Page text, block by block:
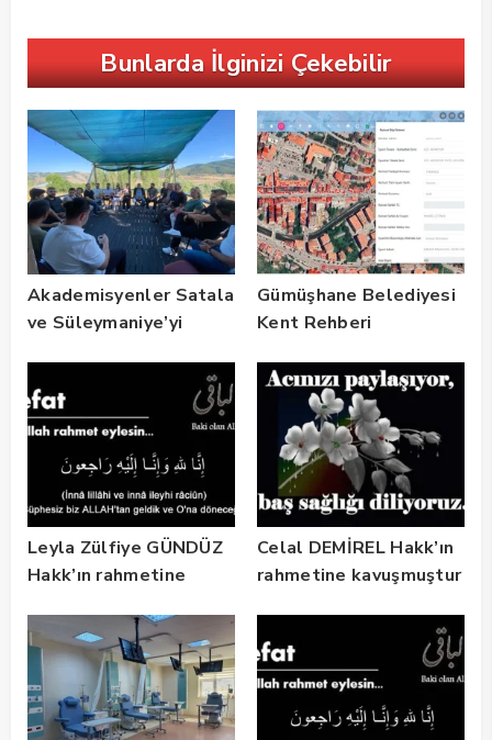
Bunlarda İlginizi Çekebilir
Akademisyenler Satala
ve Süleymaniye’yi
Gümüşhane Belediyesi
Kent Rehberi
Ruhsat Bilgi Sistemi
ile Güçlendirdi
Leyla Zülfiye GÜNDÜZ
Hakk’ın rahmetine
Celal DEMİREL Hakk’ın
rahmetine kavuşmuştur